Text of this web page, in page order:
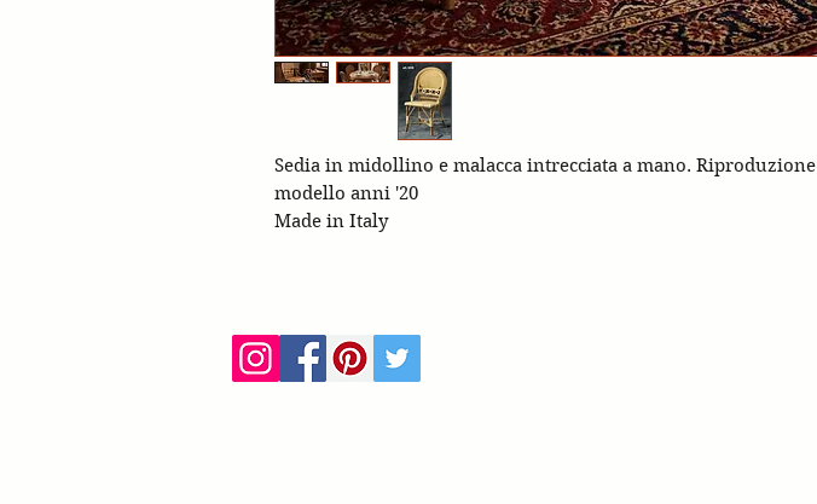
Sedia in midollino e malacca intrecciata a mano. Riproduzione
modello anni '20
Made in Italy